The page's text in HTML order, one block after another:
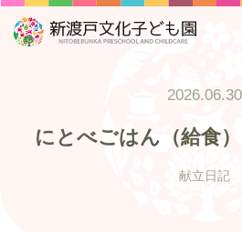
2026.06.30
にとべごはん（給食
献立日記